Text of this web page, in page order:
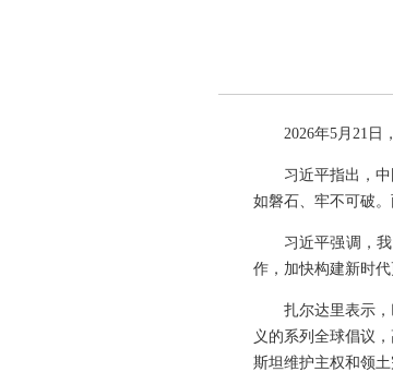
2026年5月21日
习近平指出，
如磐石、牢不可破
习近平强调，
作，加快构建新时
扎尔达里表示
义的系列全球倡议
斯坦维护主权和领